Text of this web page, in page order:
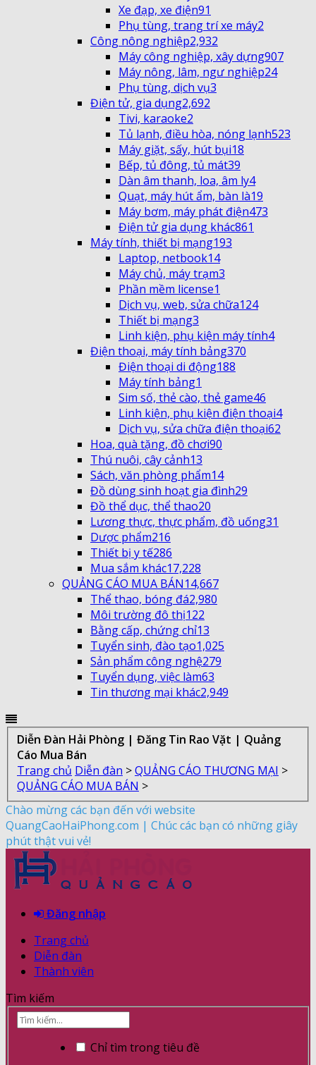
Xe đạp, xe điện91
Phụ tùng, trang trí xe máy2
Công nông nghiệp2,932
Máy công nghiệp, xây dựng907
Máy nông, lâm, ngư nghiệp24
Phụ tùng, dịch vụ3
Điện tử, gia dụng2,692
Tivi, karaoke2
Tủ lạnh, điều hòa, nóng lạnh523
Máy giặt, sấy, hút bụi18
Bếp, tủ đông, tủ mát39
Dàn âm thanh, loa, âm ly4
Quạt, máy hút ẩm, bàn là19
Máy bơm, máy phát điện473
Điện tử gia dụng khác861
Máy tính, thiết bị mạng193
Laptop, netbook14
Máy chủ, máy trạm3
Phần mềm license1
Dịch vụ, web, sửa chữa124
Thiết bị mạng3
Linh kiện, phụ kiện máy tính4
Điện thoại, máy tính bảng370
Điện thoại di động188
Máy tính bảng1
Sim số, thẻ cào, thẻ game46
Linh kiện, phụ kiện điện thoại4
Dịch vụ, sửa chữa điện thoại62
Hoa, quà tặng, đồ chơi90
Thú nuôi, cây cảnh13
Sách, văn phòng phẩm14
Đồ dùng sinh hoạt gia đình29
Đồ thể dục, thể thao20
Lương thực, thực phẩm, đồ uống31
Dược phẩm216
Thiết bị y tế286
Mua sắm khác17,228
QUẢNG CÁO MUA BÁN14,667
Thể thao, bóng đá2,980
Môi trường đô thị122
Bằng cấp, chứng chỉ13
Tuyển sinh, đào tạo1,025
Sản phẩm công nghệ279
Tuyển dụng, việc làm63
Tin thương mại khác2,949
Diễn Đàn Hải Phòng | Đăng Tin Rao Vặt | Quảng
Cáo Mua Bán
Trang chủ Diễn đàn >QUẢNG CÁO THƯƠNG MẠI >
QUẢNG CÁO MUA BÁN >
Chào mừng các bạn đến với website
QuangCaoHaiPhong.com | Chúc các bạn có những giây
phút thật vui vẻ!
Đăng nhập
Trang chủ
Diễn đàn
Thành viên
Tìm kiếm
Chỉ tìm trong tiêu đề